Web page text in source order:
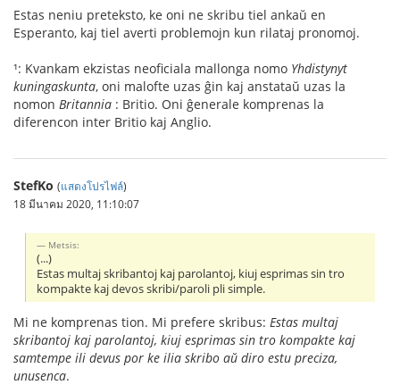
Estas neniu preteksto, ke oni ne skribu tiel ankaŭ en
Esperanto, kaj tiel averti problemojn kun rilataj pronomoj.
¹: Kvankam ekzistas neoficiala mallonga nomo Yhdistynyt
kuningaskunta, oni malofte uzas ĝin kaj anstataŭ uzas la
nomon Britannia : Britio. Oni ĝenerale komprenas la
diferencon inter Britio kaj Anglio.
StefKo (แสดงโปรไฟล์)
18 มีนาคม 2020, 11:10:07
Metsis:
(...)
Estas multaj skribantoj kaj parolantoj, kiuj esprimas sin tro
kompakte kaj devos skribi/paroli pli simple.
Mi ne komprenas tion. Mi prefere skribus: Estas multaj
skribantoj kaj parolantoj, kiuj esprimas sin tro kompakte kaj
samtempe ili devus por ke ilia skribo aŭ diro estu preciza,
unusenca.